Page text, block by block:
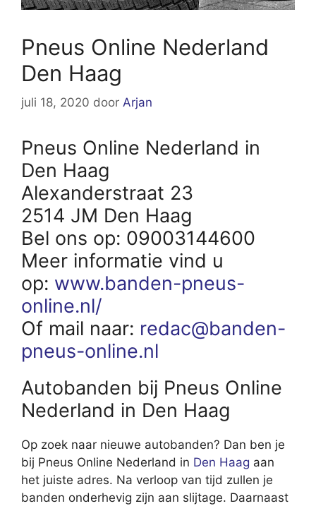
Pneus Online Nederland
Den Haag
juli 18, 2020 door Arjan
Pneus Online Nederland in
Den Haag
Alexanderstraat 23
2514 JM Den Haag
Bel ons op: 09003144600
Meer informatie vind u
op: www.banden-pneus-
online.nl/
Of mail naar: redac@banden-
pneus-online.nl
Autobanden bij Pneus Online
Nederland in Den Haag
Op zoek naar nieuwe autobanden? Dan ben je
bij Pneus Online Nederland in Den Haag aan
het juiste adres. Na verloop van tijd zullen je
banden onderhevig zijn aan slijtage. Daarnaast